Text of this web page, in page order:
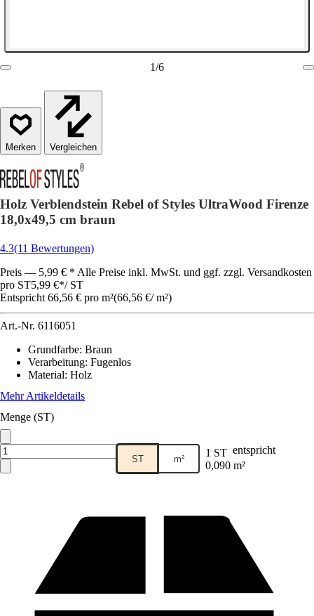
1/6
Vergleichen
Holz Verblendstein Rebel of Styles UltraWood Firenze
18,0x49,5 cm braun
4.3(11 Bewertungen)
Preis — 5,99 € * Alle Preise inkl. MwSt. und ggf. zzgl. Versandkosten
pro ST5,99 €*/ ST
Entspricht 66,56 € pro m²(66,56 €/ m²)
Art.-Nr. 6116051
Grundfarbe: Braun
Verarbeitung: Fugenlos
Material: Holz
Mehr Artikeldetails
Menge (ST)
ST m² 1 ST entspricht
0,090 m²